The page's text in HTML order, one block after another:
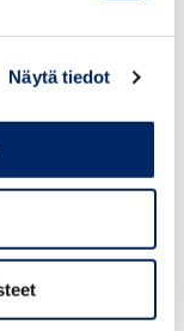
Näytä tiedot
jo
satoja
Nyt työn